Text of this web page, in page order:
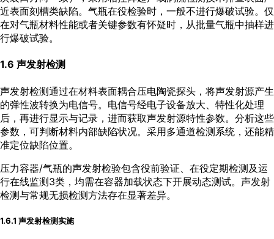
近表面刻槽类缺陷。气瓶在役检验时，一般不进行爆破试验。仅
在对气瓶材料性能或者关键参数有怀疑时，从批量气瓶中抽样进
行爆破试验。
1.6 声发射检测
声发射检测通过在材料表面耦合压电陶瓷探头，将声发射源产生
的弹性波转换为电信号。电信号经电子设备放大、特性化处理
后，再进行显示与记录，进而获取声发射源特性参数。分析这些
参数，可判断材料内部缺陷状况。采用多通道检测系统，还能精
准定位缺陷位置。
压力容器/气瓶的声发射检验包含役前验证、在役定期检测及运
行在线监测3类，均需在容器加载状态下开展动态测试。声发射
检测与常规无损检测方法存在显著差异。
1.6.1 声发射检测实施